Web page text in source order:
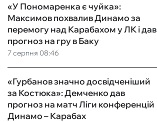
7 серпня 08:46
«У Пономаренка є чуйка»:
Максимов похвалив Динамо за
перемогу над Карабахом у ЛК і дав
прогноз на гру в Баку
«Гурбанов значно досвідченіший
за Костюка»: Демченко дав
прогноз на матч Ліги конференцій
Динамо – Карабах